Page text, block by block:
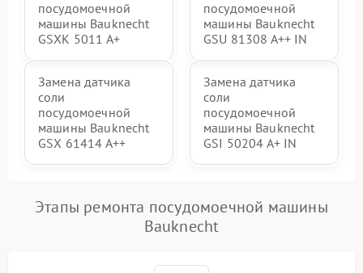
посудомоечной
машины Bauknecht
GSXK 5011 A+
посудомоечной
машины Bauknecht
GSU 81308 A++ IN
Замена датчика
соли
посудомоечной
машины Bauknecht
GSX 61414 A++
Замена датчика
соли
посудомоечной
машины Bauknecht
GSI 50204 A+ IN
Этапы ремонта посудомоечной машины
Bauknecht